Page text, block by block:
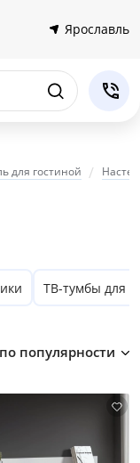
Ярославль
для гостиной
ТВ-тумбы для
по популярности